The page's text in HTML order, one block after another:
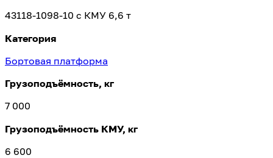
43118-1098-10 с КМУ 6,6 т
Категория
Бортовая платформа
Грузоподъёмность, кг
7 000
Грузоподъёмность КМУ, кг
6 600